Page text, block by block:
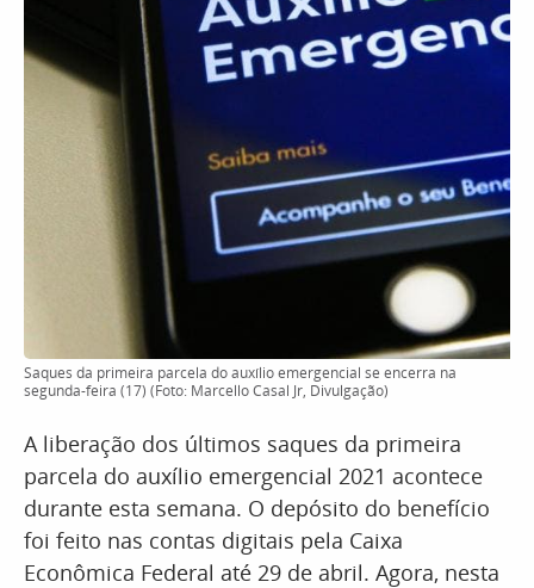
Saques da primeira parcela do auxílio emergencial se encerra na
segunda-feira (17) (Foto: Marcello Casal Jr, Divulgação)
A liberação dos últimos saques da primeira
parcela do auxílio emergencial 2021 acontece
durante esta semana. O depósito do benefício
foi feito nas contas digitais pela Caixa
Econômica Federal até 29 de abril. Agora, nesta